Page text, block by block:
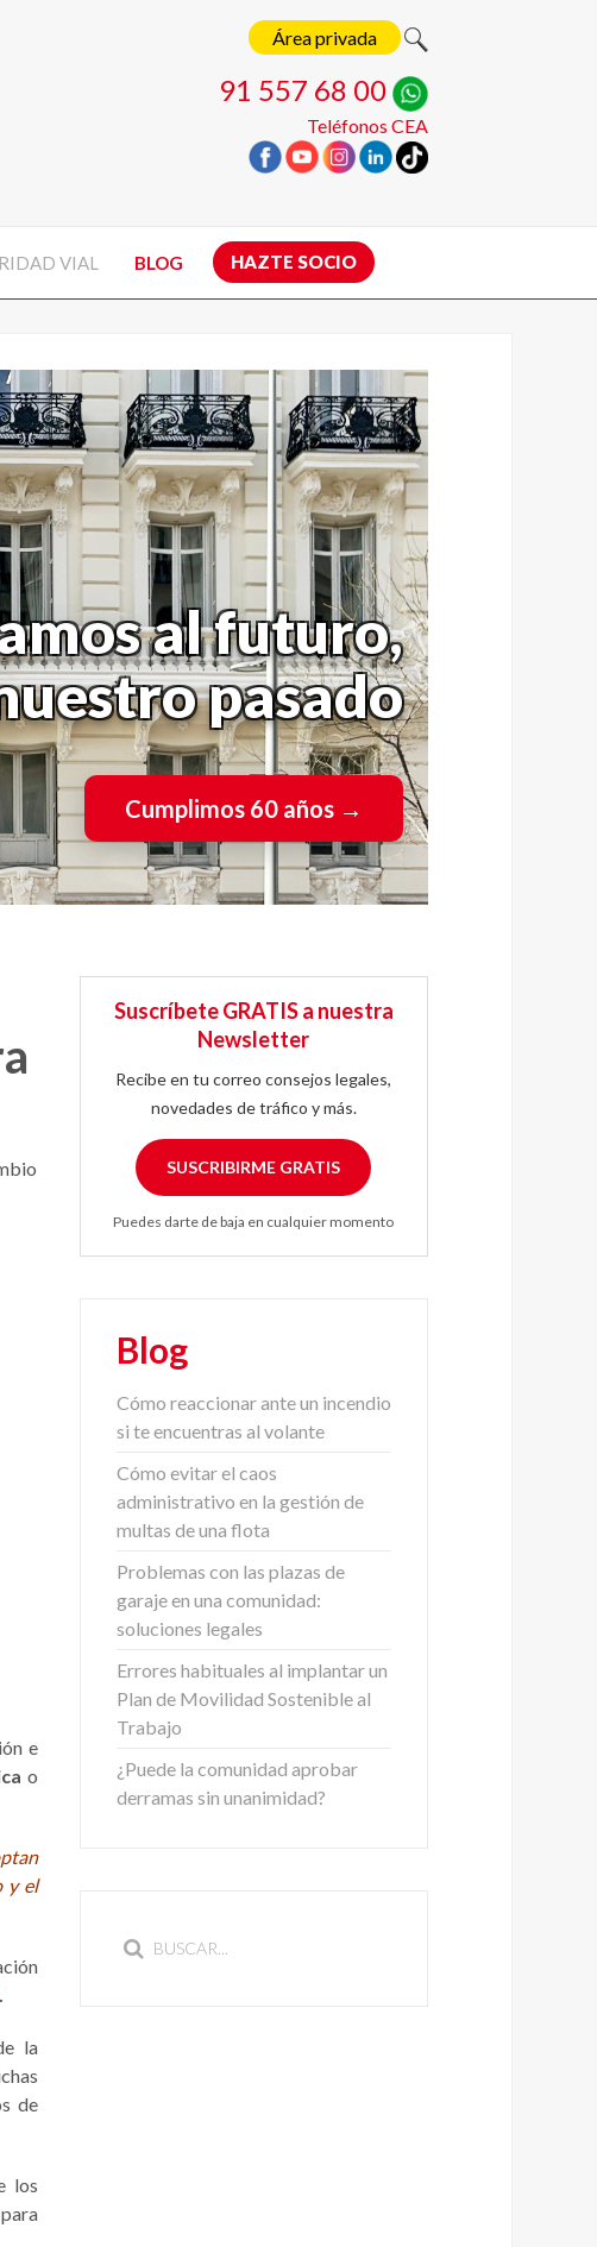
Área privada
91 557 68 00
Teléfonos CEA
VIAL BLOG HAZTE SOCIO
al futuro,
pasado
Cumplimos 60 años →
e
o
y el
la
de
los
Suscríbete GRATIS a nuestra
Newsletter
Recibe en tu correo consejos legales,
novedades de tráfico y más.
SUSCRIBIRME GRATIS
Puedes darte de baja en cualquier momento
Blog
Cómo reaccionar ante un incendio
si te encuentras al volante
Cómo evitar el caos
administrativo en la gestión de
multas de una flota
Problemas con las plazas de
garaje en una comunidad:
soluciones legales
Errores habituales al implantar un
Plan de Movilidad Sostenible al
Trabajo
¿Puede la comunidad aprobar
derramas sin unanimidad?